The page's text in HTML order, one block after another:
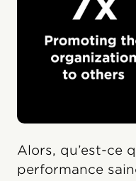
Alors, qu’est-ce
performance